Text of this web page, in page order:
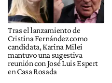
Tras el lanzamiento de
Cristina Fernández como
candidata, Karina Milei
mantuvo una sugestiva
reunión con José Luis Espert
en Casa Rosada